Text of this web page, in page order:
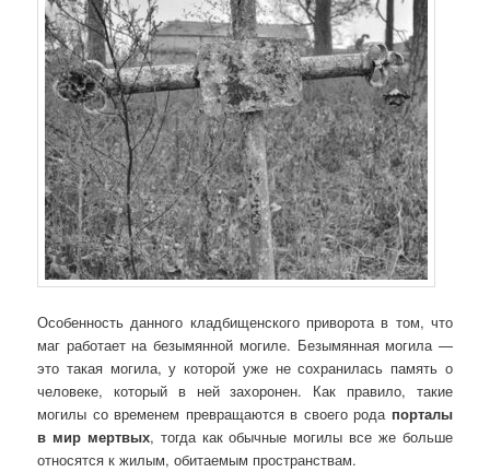
Особенность данного кладбищенского приворота в том, что
маг работает на безымянной могиле. Безымянная могила —
это такая могила, у которой уже не сохранилась память о
человеке, который в ней захоронен. Как правило, такие
могилы со временем превращаются в своего рода порталы
в мир мертвых, тогда как обычные могилы все же больше
относятся к жилым, обитаемым пространствам.